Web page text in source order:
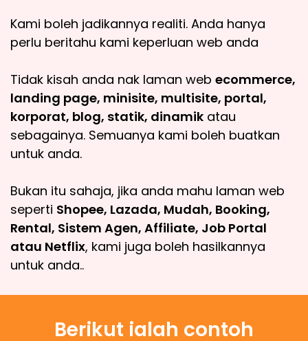
Kami boleh jadikannya realiti. Anda hanya
perlu beritahu kami keperluan web anda
Tidak kisah anda nak laman web ecommerce,
landing page, minisite, multisite, portal,
korporat, blog, statik, dinamik atau
sebagainya. Semuanya kami boleh buatkan
untuk anda.
Bukan itu sahaja, jika anda mahu laman web
seperti Shopee, Lazada, Mudah, Booking,
Rental, Sistem Agen, Affiliate, Job Portal
atau Netflix, kami juga boleh hasilkannya
untuk anda..
Berikut ialah contoh